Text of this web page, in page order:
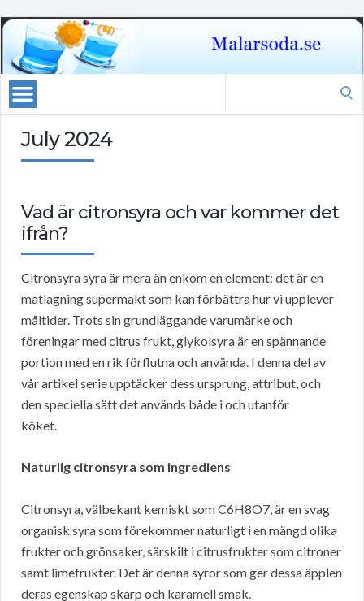
July 2024
Vad är citronsyra och var kommer det
ifrån?
Citronsyra syra är mera än enkom en element: det är en
matlagning supermakt som kan förbättra hur vi upplever
måltider. Trots sin grundläggande varumärke och
föreningar med citrus frukt, glykolsyra är en spännande
portion med en rik förflutna och använda. I denna del av
vår artikel serie upptäcker dess ursprung, attribut, och
den speciella sätt det används både i och utanför
köket.
Naturlig citronsyra som ingrediens
Citronsyra, välbekant kemiskt som C6H8O7, är en svag
organisk syra som förekommer naturligt i en mängd olika
frukter och grönsaker, särskilt i citrusfrukter som citroner
samt limefrukter. Det är denna syror som ger dessa äpplen
deras egenskap skarp och karamell smak.